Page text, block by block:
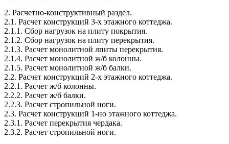
2. Расчетно-конструктивный раздел.
2.1. Расчет конструкций 3-х этажного коттеджа.
2.1.1. Сбор нагрузок на плиту покрытия.
2.1.2. Сбор нагрузок на плиту перекрытия.
2.1.3. Расчет монолитной лпиты перекрытия.
2.1.4. Расчет монолитной ж/б колонны.
2.1.5. Расчет монолитной ж/б балки.
2.2. Расчет конструкций 2-х этажного коттеджа.
2.2.1. Расчет ж/б колонны.
2.2.2. Расчет ж/б балки.
2.2.3. Расчет стропильной ноги.
2.3. Расчет конструкций 1-но этажного коттеджа.
2.3.1. Расчет перекрытия чердака.
2.3.2. Расчет стропильной ноги.